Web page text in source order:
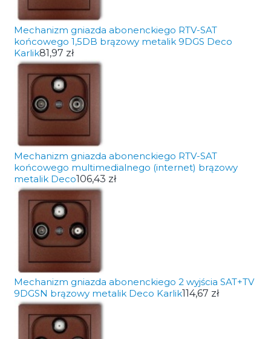
Mechanizm gniazda abonenckiego RTV-SAT
końcowego 1,5DB brązowy metalik 9DGS Deco
Karlik81,97 zł
Mechanizm gniazda abonenckiego RTV-SAT
końcowego multimedialnego (internet) brązowy
metalik Deco106,43 zł
Mechanizm gniazda abonenckiego 2 wyjścia SAT+TV
9DGSN brązowy metalik Deco Karlik114,67 zł